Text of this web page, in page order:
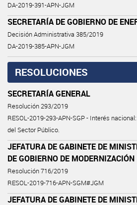
DA-2019-391-APN-JGM
SECRETARÍA DE GOBIERNO DE
Decisión Administrativa 385/2019
DA-2019-385-APN-JGM
RESOLUCIONES
SECRETARÍA GENERAL
Resolución 293/2019
RESOL-2019-293-APN-SGP - Interés
del Sector Público.
JEFATURA DE GABINETE DE
DE GOBIERNO DE MODERNIZACIÓN
Resolución 716/2019
RESOL-2019-716-APN-SGM#JGM
JEFATURA DE GABINETE DE